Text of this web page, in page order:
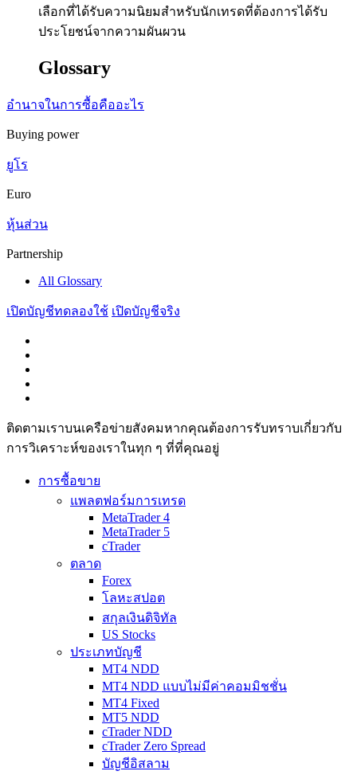
เลือกที่ได้รับความนิยมสำหรับนักเทรดที่ต้องการได้รับ
ประโยชน์จากความผันผวน
Glossary
อำนาจในการซื้อคืออะไร
Buying power
ยูโร
Euro
หุ้นส่วน
Partnership
All Glossary
เปิดบัญชีทดลองใช้ เปิดบัญชีจริง
ติดตามเราบนเครือข่ายสังคมหากคุณต้องการรับทราบเกี่ยวกับ
การวิเ­คราะห์ของเราในทุก ๆ ที่ที่คุณอยู่
การซื้อขาย
แพลตฟอร์มการเทรด
MetaTrader 4
MetaTrader 5
cTrader
ตลาด
Forex
โลหะสปอต
สกุลเงินดิจิทัล
US Stocks
ประเภทบัญชี
MT4 NDD
MT4 NDD แบบไม่มีค่าคอมมิชชั่น
MT4 Fixed
MT5 NDD
cTrader NDD
cTrader Zero Spread
บัญชีอิสลาม